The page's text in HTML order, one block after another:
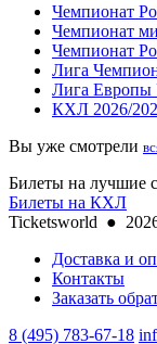
Чемпионат
Чемпионат
Чемпионат
Лига
Лига
КХЛ 2026/
Вы уже смотрели
Билеты на лучшие
Билеты на КХЛ
Ticketsworld ●
Доставка и
Контакты
Заказать
8 (495) 783-67-18